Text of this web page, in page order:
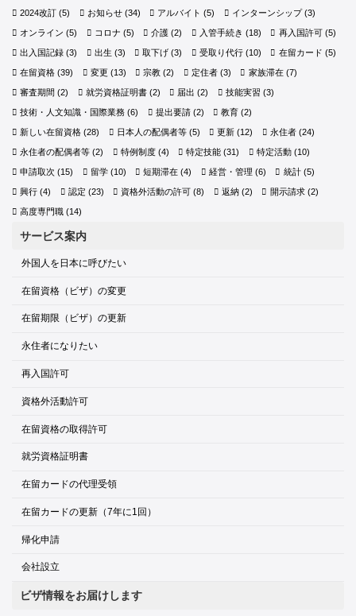
2024改訂 (5) お知らせ(34) アルバイト (5) インターンシップ(3)
オンライン (5) コロナ (5) 介護 (2) 入管手続き (18) 再入国許可(5)
出入国記録 (3) 出生 (3) 取下げ (3) 受取り代行(10) 在留カード (5)
在留資格 (39) 変更 (13) 宗教 (2) 定住者(3) 家族滞在(7)
審査期間 (2) 就労資格証明書(2) 届出 (2) 技能実習 (3)
技術・人文知識・国際業務 (6) 提出要請(2) 教育 (2)
新しい在留資格 (28) 日本人の配偶者等(5) 更新 (12) 永住者(24)
永住者の配偶者等 (2) 特例制度(4) 特定技能 (31) 特定活動(10)
申請取次 (15) 留学(10) 短期滞在 (4) 経営・管理 (6) 統計(5)
興行 (4) 認定 (23) 資格外活動の許可 (8) 返納(2) 開示請求(2)
高度専門職 (14)
サービス案内
外国人を日本に呼びたい
在留資格（ビザ）の変更
在留期限（ビザ）の更新
永住者になりたい
再入国許可
資格外活動許可
在留資格の取得許可
就労資格証明書
在留カードの代理受領
在留カードの更新（7年に1回）
帰化申請
会社設立
ビザ情報をお届けします